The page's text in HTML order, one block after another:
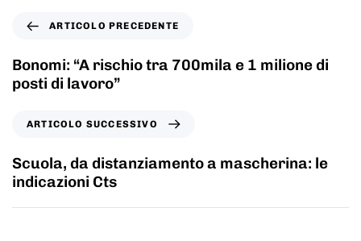
ARTICOLO PRECEDENTE
Bonomi: “A rischio tra 700mila e 1 milione di
posti di lavoro”
ARTICOLO SUCCESSIVO
Scuola, da distanziamento a mascherina: le
indicazioni Cts